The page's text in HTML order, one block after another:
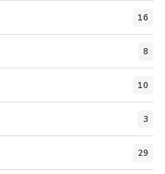
16
8
10
3
29